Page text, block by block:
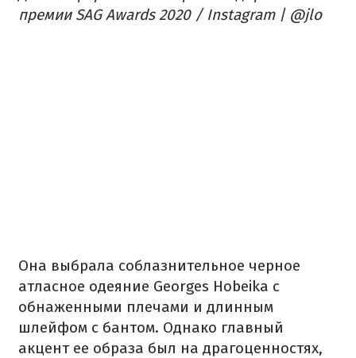
премии SAG Awards 2020 / Instagram | @jlo
Она выбрала соблазнительное черное
атласное одеяние Georges Hobeika с
обнаженными плечами и длинным
шлейфом с бантом. Однако главный
акцент ее образа был на драгоценностях,